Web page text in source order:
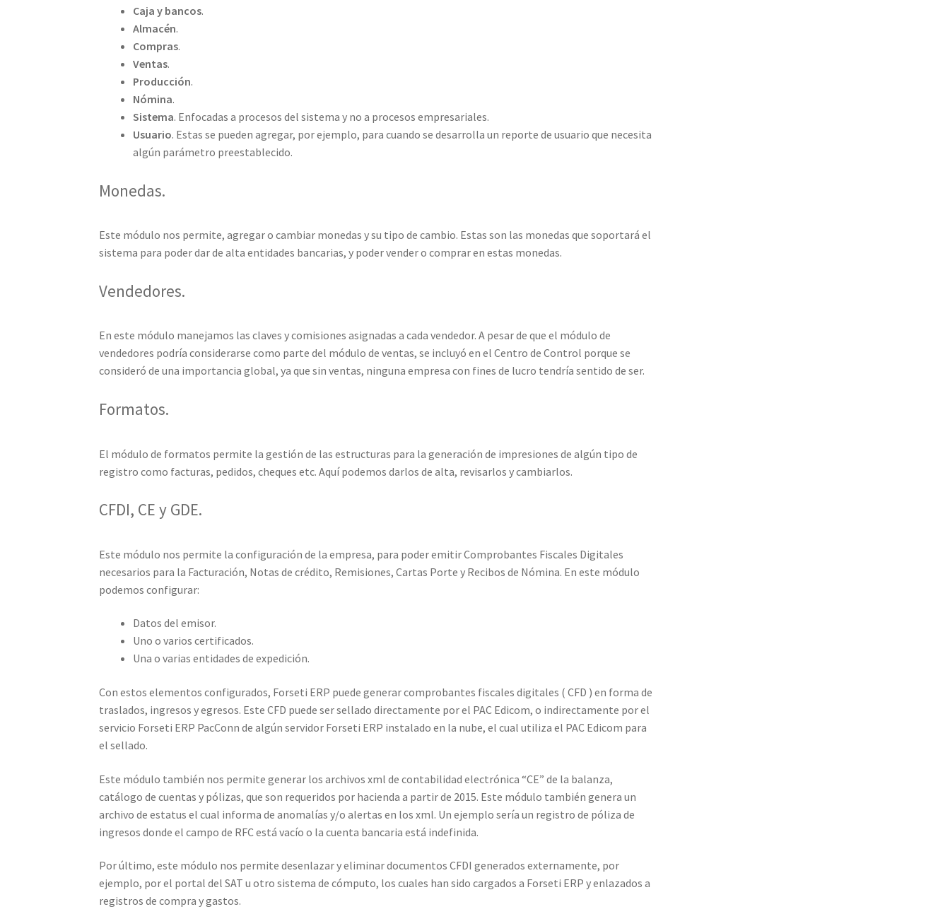
Caja y bancos.
Almacén.
Compras.
Ventas.
Producción.
Nómina.
Sistema. Enfocadas a procesos del sistema y no a procesos empresariales.
Usuario. Estas se pueden agregar, por ejemplo, para cuando se desarrolla un reporte de usuario que necesita
algún parámetro preestablecido.
Monedas.
Este módulo nos permite, agregar o cambiar monedas y su tipo de cambio. Estas son las monedas que soportará el
sistema para poder dar de alta entidades bancarias, y poder vender o comprar en estas monedas.
Vendedores.
En este módulo manejamos las claves y comisiones asignadas a cada vendedor. A pesar de que el módulo de
vendedores podría considerarse como parte del módulo de ventas, se incluyó en el Centro de Control porque se
consideró de una importancia global, ya que sin ventas, ninguna empresa con fines de lucro tendría sentido de ser.
Formatos.
El módulo de formatos permite la gestión de las estructuras para la generación de impresiones de algún tipo de
registro como facturas, pedidos, cheques etc. Aquí podemos darlos de alta, revisarlos y cambiarlos.
CFDI, CE y GDE.
Este módulo nos permite la configuración de la empresa, para poder emitir Comprobantes Fiscales Digitales
necesarios para la Facturación, Notas de crédito, Remisiones, Cartas Porte y Recibos de Nómina. En este módulo
podemos configurar:
Datos del emisor.
Uno o varios certificados.
Una o varias entidades de expedición.
Con estos elementos configurados, Forseti ERP puede generar comprobantes fiscales digitales ( CFD ) en forma de
traslados, ingresos y egresos. Este CFD puede ser sellado directamente por el PAC Edicom, o indirectamente por el
servicio Forseti ERP PacConn de algún servidor Forseti ERP instalado en la nube, el cual utiliza el PAC Edicom para
el sellado.
Este módulo también nos permite generar los archivos xml de contabilidad electrónica “CE” de la balanza,
catálogo de cuentas y pólizas, que son requeridos por hacienda a partir de 2015. Este módulo también genera un
archivo de estatus el cual informa de anomalías y/o alertas en los xml. Un ejemplo sería un registro de póliza de
ingresos donde el campo de RFC está vacío o la cuenta bancaria está indefinida.
Por último, este módulo nos permite desenlazar y eliminar documentos CFDI generados externamente, por
ejemplo, por el portal del SAT u otro sistema de cómputo, los cuales han sido cargados a Forseti ERP y enlazados a
registros de compra y gastos.